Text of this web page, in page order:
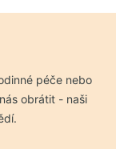
péče nebo
obrátit - naši